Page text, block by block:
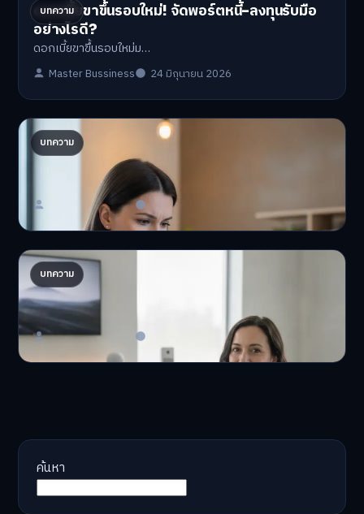
บทความ
ดอกเบี้ยขาขึ้นรอบใหม่! จัดพอร์ตหนี้-ลงทุนรับมือ
อย่างไรดี?
ดอกเบี้ยขาขึ้นรอบใหม่ม…
Master Bussiness 24 มิถุนายน 2026
บทความ
ปรับพอร์ตรับ ‘เงินดิจิทัล 2.0’ จัดสรรงบอย่างไรไม่
ให้พัง
'เงินดิจิทัล 2.0' มาแล…
Master Bussiness 23 มิถุนายน 2026
บทความ
AI จัดพอร์ตให้ปัง! เทรนด์ลงทุนยุคใหม่ ไม่ต้องเฝ้า
จอ
AI จัดพอร์ตให้ปัง! หมด…
Master Bussiness 23 มิถุนายน 2026
ค้นหา